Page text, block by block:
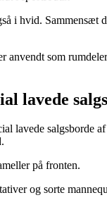
i hvid. Sammensæt
anvendt som
lavede
lavede salgsborde
på fronten.
og sorte